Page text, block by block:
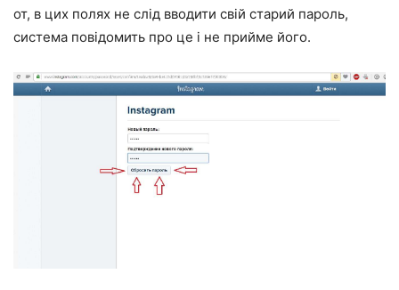
от, в цих полях не слід вводити свій старий пароль,
система повідомить про це і не прийме його.